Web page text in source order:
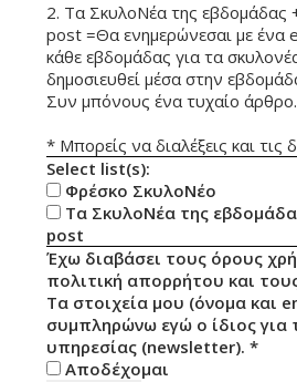
2. Τα ΣκυλοΝέα της εβδομάδας
post =Θα ενημερώνεσαι με ένα
κάθε εβδομάδας για τα
δημοσιευθεί μέσα στην
Συν μπόνους ένα τυχαίο άρθρο.
* Μπορείς να διαλέξεις και τις
Select list(s):
Φρέσκο ΣκυλοΝέο
Τα ΣκυλοΝέα της
post
Έχω διαβάσει τους όρους
πολιτική απορρήτου και
Τα στοιχεία μου (όνομα και
συμπληρώνω εγώ ο ίδιος για
υπηρεσίας (newsletter). *
Αποδέχομαι